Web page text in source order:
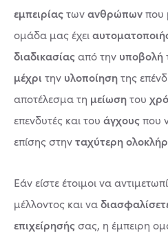
εμπειρίαςτωνανθρώπωνπου
ομάδα μας έχει
διαδικασίαςαπό την υποβολή
μέχρι την υλοποίησητης
αποτέλεσμα τη μείωσητου
επενδυτές και του άγχουςπου
επίσης στηνταχύτερη
Εάν είστε έτοιμοι να
μέλλοντος και να
επιχείρησήςσας, η έμπειρη